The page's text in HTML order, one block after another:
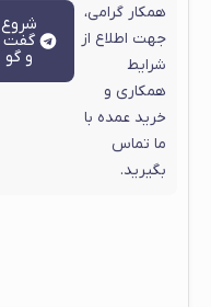
همکار گرامی،
جهت اطلاع از
شرایط
همکاری و
خرید عمده با
ما تماس
بگیرید.
شروع
گفت
و گو